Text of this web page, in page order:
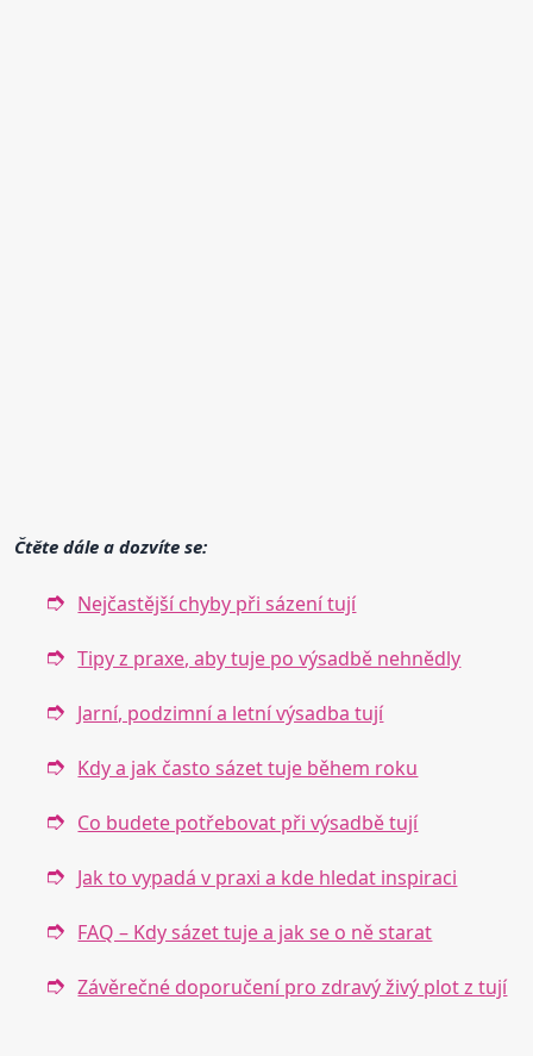
Čtěte dále a dozvíte se:
Nejčastější chyby při sázení tují
Tipy z praxe, aby tuje po výsadbě nehnědly
Jarní, podzimní a letní výsadba tují
Kdy a jak často sázet tuje během roku
Co budete potřebovat při výsadbě tují
Jak to vypadá v praxi a kde hledat inspiraci
FAQ – Kdy sázet tuje a jak se o ně starat
Závěrečné doporučení pro zdravý živý plot z tují